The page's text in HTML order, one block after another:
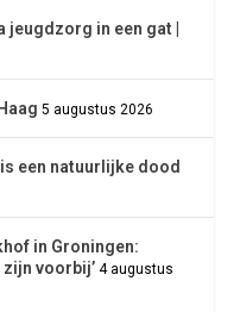
jeugdzorg in een gat |
5 augustus 2026
een natuurlijke dood
in Groningen:
zijn voorbij’ 4 augustus